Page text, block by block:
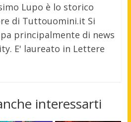
Lupo è lo storico
di Tuttouomini.it Si
principalmente di news
E' laureato in Lettere
interessarti